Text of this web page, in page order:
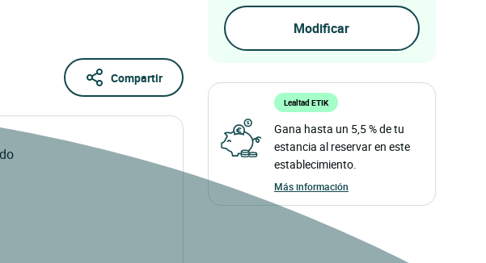
Compartir
Lealtad ETIK
Gana hasta un 5,5 % de tu
estancia al reservar en este
establecimiento.
Más información